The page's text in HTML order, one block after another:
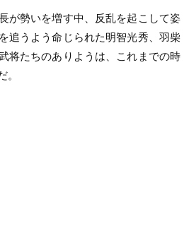
が勢いを増す中、反乱を起こして姿
追うよう命じられた明智光秀、羽柴
将たちのありようは、これまでの時
。